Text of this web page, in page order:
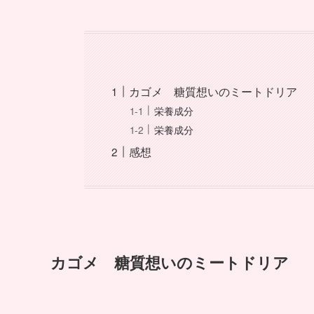
カゴメ 糖質想いのミートドリア
栄養成分
栄養成分
感想
カゴメ 糖質想いのミートドリア